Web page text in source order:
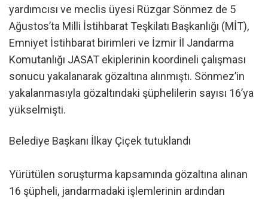
yardımcısı ve meclis üyesi Rüzgar Sönmez de 5
Ağustos’ta Milli İstihbarat Teşkilatı Başkanlığı (MİT),
Emniyet İstihbarat birimleri ve İzmir İl Jandarma
Komutanlığı JASAT ekiplerinin koordineli çalışması
sonucu yakalanarak gözaltına alınmıştı. Sönmez’in
yakalanmasıyla gözaltındaki şüphelilerin sayısı 16’ya
yükselmişti.
Belediye Başkanı İlkay Çiçek tutuklandı
Yürütülen soruşturma kapsamında gözaltına alınan
16 şüpheli, jandarmadaki işlemlerinin ardından